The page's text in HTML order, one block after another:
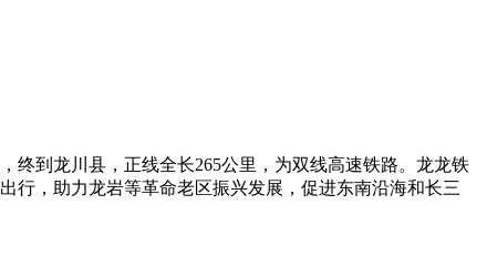
终到龙川县，正线全长265公里，为双线高速铁路。龙龙铁
行，助力龙岩等革命老区振兴发展，促进东南沿海和长三